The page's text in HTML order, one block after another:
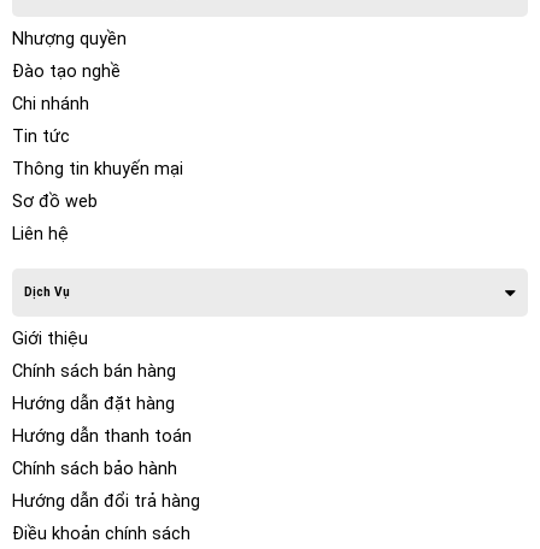
Nhượng quyền
Đào tạo nghề
Chi nhánh
Tin tức
Thông tin khuyến mại
Sơ đồ web
Liên hệ
Dịch Vụ
Giới thiệu
Chính sách bán hàng
Hướng dẫn đặt hàng
Hướng dẫn thanh toán
Chính sách bảo hành
Hướng dẫn đổi trả hàng
Điều khoản chính sách